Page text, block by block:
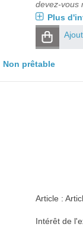
devez-vous
Plus
Non prêtable
Article :
Intérêt de